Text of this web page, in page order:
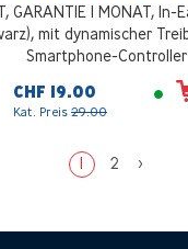
GARANTIE 1 MONAT,
mit dynamischer
Smartphone-Controller
CHF 19.00
Kat. Preis 29.00
1 2 >